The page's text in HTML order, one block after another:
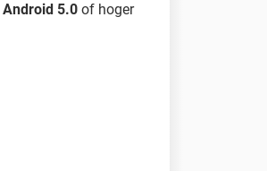
Android 5.0 of hoger